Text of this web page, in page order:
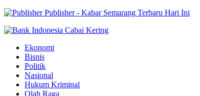
Publisher - Kabar Semarang Terbaru Hari Ini
Ekonomi
Bisnis
Politik
Nasional
Hukum Kriminal
Olah Raga